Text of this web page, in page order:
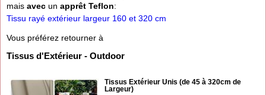
mais avec un apprêt Teflon:
Tissu rayé extérieur largeur 160 et 320 cm
Vous préférez retourner à
Tissus d'Extérieur - Outdoor
Tissus Extérieur Unis (de 45 à 320cm de
Largeur)